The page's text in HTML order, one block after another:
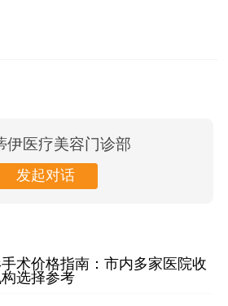
伊医疗美容门诊部
发起对话
术价格指南：市内多家医院收
选择参考